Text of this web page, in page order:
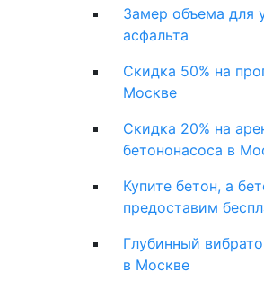
Замер объема для
асфальта
Скидка 50% на
Москве
Скидка 20% на
бетононасоса в
Купите бетон, а
предоставим
Глубинный
в Москве